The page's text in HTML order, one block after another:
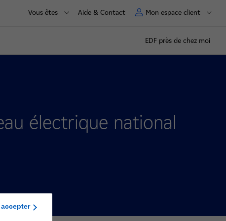
Vous êtes Aide & Contact Mon espace client
EDF près de chez moi
électrique national